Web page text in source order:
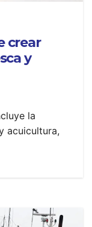
crear
y
la
acuicultura,